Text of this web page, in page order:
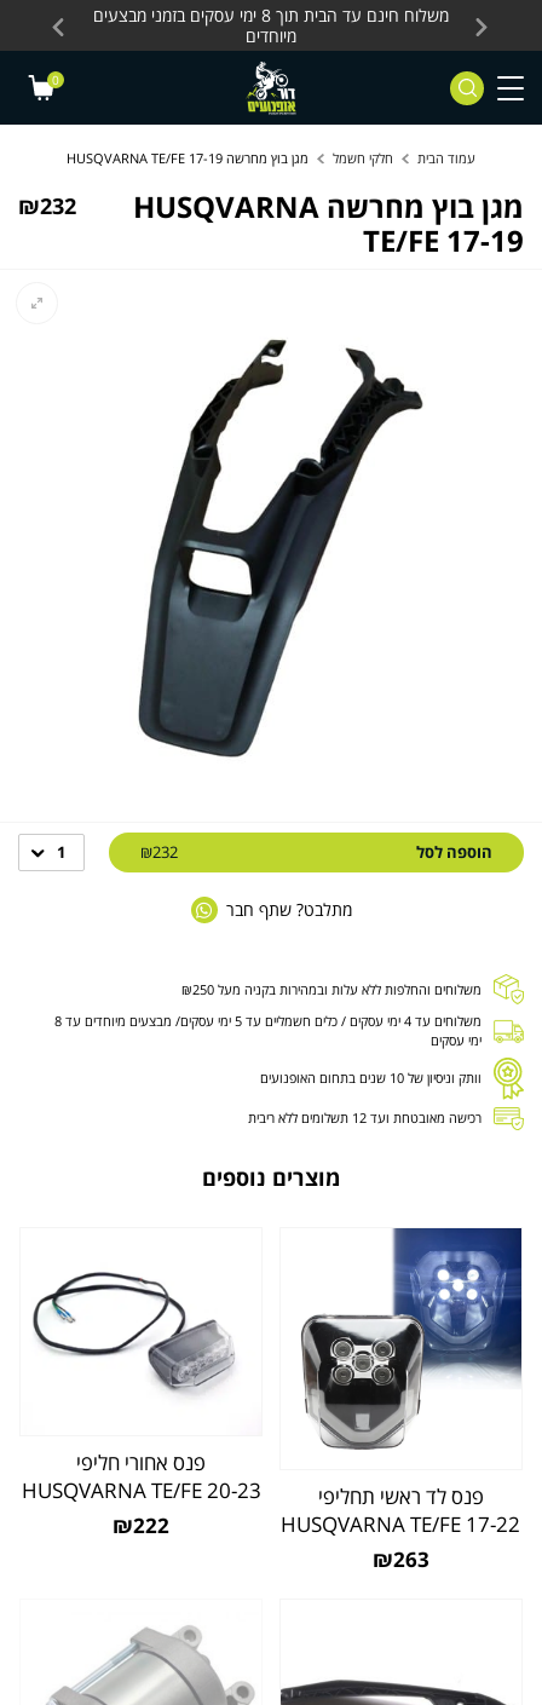
Skip to Content
Contact Us
כלים חשמליים
משלוח חינם עד הבית תוך 8 ימי עסקים בזמני מבצעים
מיוחדים
0
עמוד הבית חלקי חשמל מגן בוץ מחרשה HUSQVARNA TE/FE 17-19
מגן בוץ מחרשה HUSQVARNA
TE/FE 17-19
₪232
הוספה לסל ₪232
1
מתלבט? שתף חבר
משלוחים והחלפות ללא עלות ובמהירות בקניה מעל ₪250
משלוחים עד 4 ימי עסקים / כלים חשמליים עד 5 ימי עסקים/ מבצעים מיוחדים עד 8
ימי עסקים
וותק וניסיון של 10 שנים בתחום האופנועים
רכישה מאובטחת ועד 12 תשלומים ללא ריבית
מוצרים נוספים
פנס לד ראשי תחליפי
HUSQVARNA TE/FE 17-22
₪263
פנס אחורי חליפי
HUSQVARNA TE/FE 20-23
₪222